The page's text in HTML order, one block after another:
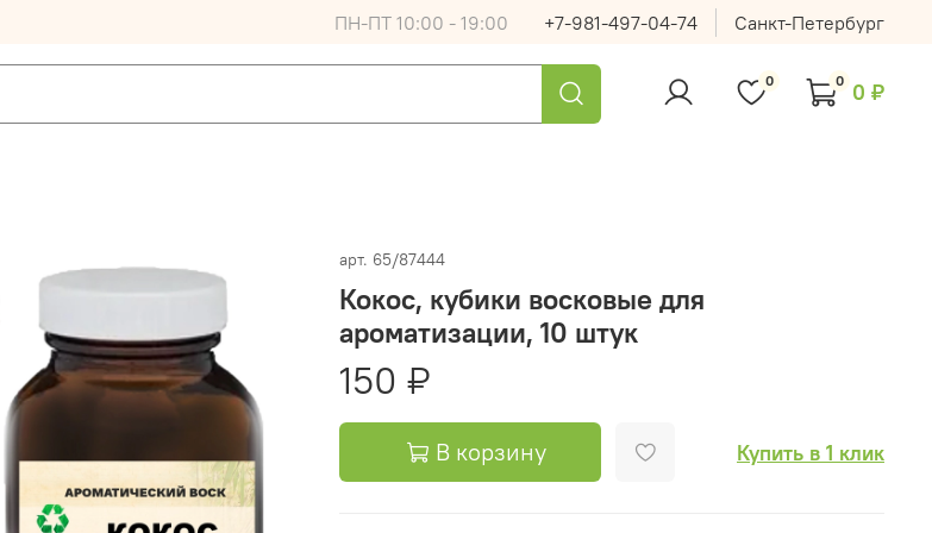
ПН-ПТ 10:00 - 19:00 +7-981-497-04-74 Санкт-Петербург
0 0 0 ₽
арт. 65/87444
Кокос, кубики восковые для
ароматизации, 10 штук
150 ₽
В корзину Купить в 1 клик